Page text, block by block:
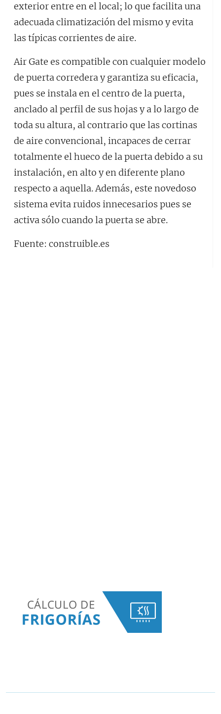
exterior entre en el local; lo que facilita una
adecuada climatización del mismo y evita
las típicas corrientes de aire.
Air Gate es compatible con cualquier modelo
de puerta corredera y garantiza su eficacia,
pues se instala en el centro de la puerta,
anclado al perfil de sus hojas y a lo largo de
toda su altura, al contrario que las cortinas
de aire convencional, incapaces de cerrar
totalmente el hueco de la puerta debido a su
instalación, en alto y en diferente plano
respecto a aquella. Además, este novedoso
sistema evita ruidos innecesarios pues se
activa sólo cuando la puerta se abre.
Fuente: construible.es